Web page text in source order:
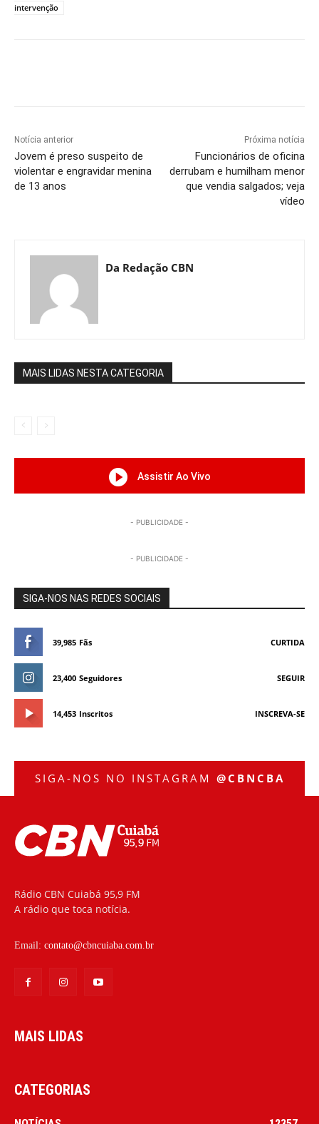
intervenção
Notícia anterior
Jovem é preso suspeito de
violentar e engravidar menina
de 13 anos
Próxima notícia
Funcionários de oficina
derrubam e humilham menor
que vendia salgados; veja
vídeo
Da Redação CBN
MAIS LIDAS NESTA CATEGORIA
Assistir Ao Vivo
- PUBLICIDADE -
- PUBLICIDADE -
SIGA-NOS NAS REDES SOCIAIS
39,985 Fãs CURTIDA
23,400 Seguidores SEGUIR
14,453 Inscritos INSCREVA-SE
SIGA-NOS NO INSTAGRAM @CBNCBA
Rádio CBN Cuiabá 95,9 FM
A rádio que toca notícia.
Email: contato@cbncuiaba.com.br
MAIS LIDAS
CATEGORIAS